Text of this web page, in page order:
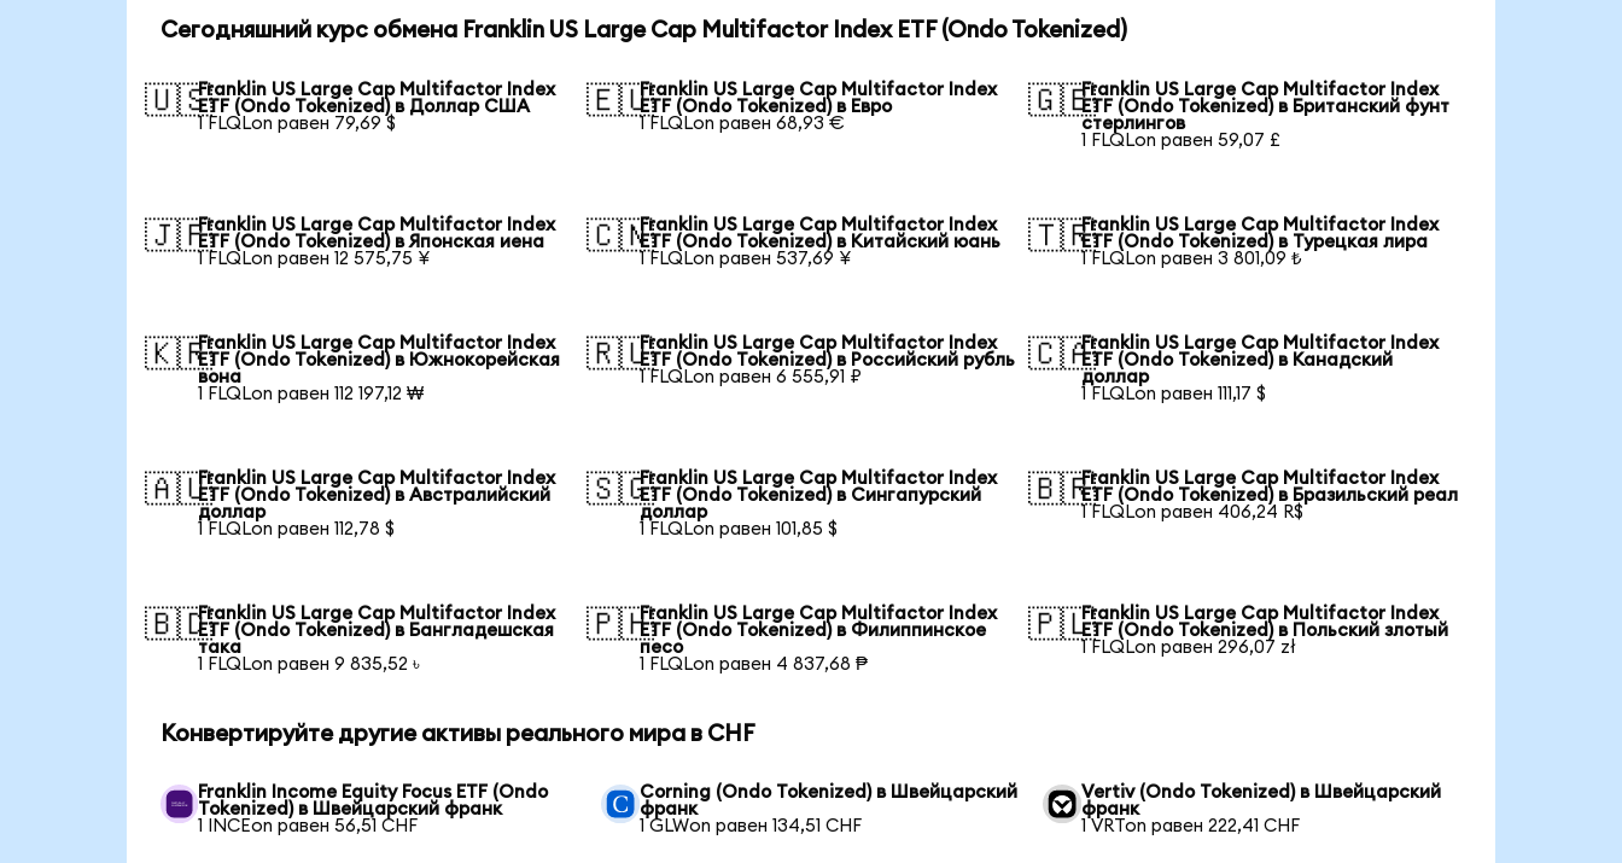
Сегодняшний курс обмена Franklin US Large Cap Multifactor Index ETF (Ondo Tokenized)
🇺🇸Franklin US Large Cap Multifactor Index
ETF (Ondo Tokenized) в Доллар США
1 FLQLon равен 79,69 $
🇪🇺Franklin US Large Cap Multifactor Index
ETF (Ondo Tokenized) в Евро
1 FLQLon равен 68,93 €
🇬🇧Franklin US Large Cap Multifactor Index
ETF (Ondo Tokenized) в Британский фунт
стерлингов
1 FLQLon равен 59,07 £
🇯🇵Franklin US Large Cap Multifactor Index
ETF (Ondo Tokenized) в Японская иена
1 FLQLon равен 12 575,75 ¥
🇨🇳Franklin US Large Cap Multifactor Index
ETF (Ondo Tokenized) в Китайский юань
1 FLQLon равен 537,69 ¥
🇹🇷Franklin US Large Cap Multifactor Index
ETF (Ondo Tokenized) в Турецкая лира
1 FLQLon равен 3 801,09 ₺
🇰🇷Franklin US Large Cap Multifactor Index
ETF (Ondo Tokenized) в Южнокорейская
вона
1 FLQLon равен 112 197,12 ₩
🇷🇺Franklin US Large Cap Multifactor Index
ETF (Ondo Tokenized) в Российский рубль
1 FLQLon равен 6 555,91 ₽
🇨🇦Franklin US Large Cap Multifactor Index
ETF (Ondo Tokenized) в Канадский
доллар
1 FLQLon равен 111,17 $
🇦🇺Franklin US Large Cap Multifactor Index
ETF (Ondo Tokenized) в Австралийский
доллар
1 FLQLon равен 112,78 $
🇸🇬Franklin US Large Cap Multifactor Index
ETF (Ondo Tokenized) в Сингапурский
доллар
1 FLQLon равен 101,85 $
🇧🇷Franklin US Large Cap Multifactor Index
ETF (Ondo Tokenized) в Бразильский реал
1 FLQLon равен 406,24 R$
🇧🇩Franklin US Large Cap Multifactor Index
ETF (Ondo Tokenized) в Бангладешская
така
1 FLQLon равен 9 835,52 ৳
🇵🇭Franklin US Large Cap Multifactor Index
ETF (Ondo Tokenized) в Филиппинское
песо
1 FLQLon равен 4 837,68 ₱
🇵🇱Franklin US Large Cap Multifactor Index
ETF (Ondo Tokenized) в Польский злотый
1 FLQLon равен 296,07 zł
Конвертируйте другие активы реального мира в CHF
Franklin Income Equity Focus ETF (Ondo
Tokenized) в Швейцарский франк
1 INCEon равен 56,51 CHF
Corning (Ondo Tokenized) в Швейцарский
франк
1 GLWon равен 134,51 CHF
Vertiv (Ondo Tokenized) в Швейцарский
франк
1 VRTon равен 222,41 CHF